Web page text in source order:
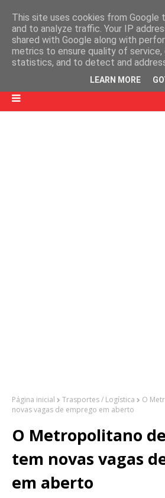
Página inicial Trasportes / Logística
O
novas vagas de emprego em aberto
O Metropolitano
tem novas vagas
em aberto
This site uses cookies from Google
and to analyze traffic. Your IP
shared with Google along with
metrics to ensure quality of service,
statistics, and to detect and
LEARN MORE